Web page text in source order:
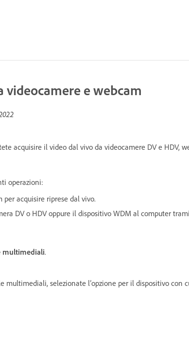
videocamere e webcam
acquisire il video dal vivo da videocamere DV e HDV,
operazioni:
per acquisire riprese dal vivo.
DV o HDV oppure il dispositivo WDM al computer
multimediali.
multimediali, selezionate l’opzione per il dispositivo con